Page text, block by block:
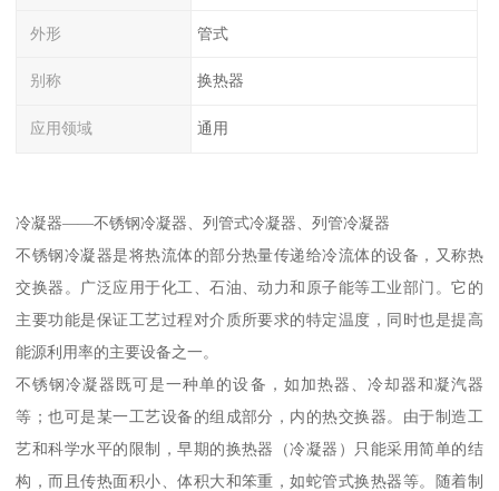
外形 管式
别称 换热器
应用领域 通用
冷凝器——不锈钢冷凝器、列管式冷凝器、列管冷凝器
不锈钢冷凝器是将热流体的部分热量传递给冷流体的设备，又称热
交换器。广泛应用于化工、石油、动力和原子能等工业部门。它的
主要功能是保证工艺过程对介质所要求的特定温度，同时也是提高
能源利用率的主要设备之一。
不锈钢冷凝器既可是一种单的设备，如加热器、冷却器和凝汽器
等；也可是某一工艺设备的组成部分，内的热交换器。由于制造工
艺和科学水平的限制，早期的换热器（冷凝器）只能采用简单的结
构，而且传热面积小、体积大和笨重，如蛇管式换热器等。随着制